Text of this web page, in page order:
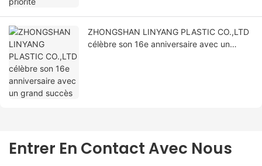
ZHONGSHAN LINYANG PLASTIC CO.,LTD
célèbre son 16e anniversaire avec un
Entrer En Contact Avec Nous